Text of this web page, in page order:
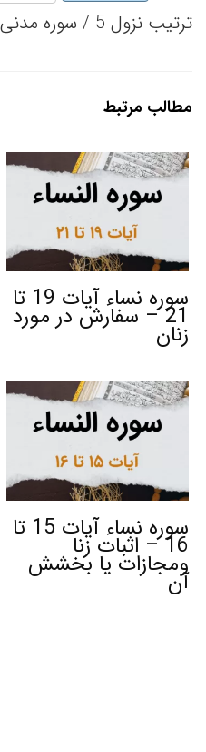
ترتیب نزول 5 / سوره مدنی / تعداد آیات 7
مطالب مرتبط
سوره نساء آیات 19 تا
21 – سفارش در مورد
زنان
سوره نساء آیات 15 تا
16 – اثبات زنا
ومجازات یا بخشش
آن